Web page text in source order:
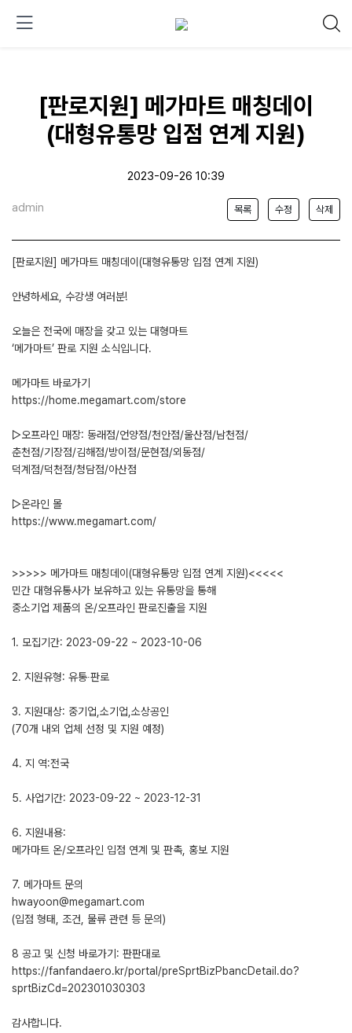
[판로지원] 메가마트 매칭데이
(대형유통망 입점 연계 지원)
2023-09-26 10:39
admin 목록 수정 삭제
[판로지원] 메가마트 매칭데이(대형유통망 입점 연계 지원)
안녕하세요, 수강생 여러분!
오늘은 전국에 매장을 갖고 있는 대형마트
‘메가마트’ 판로 지원 소식입니다.
메가마트 바로가기
https://home.megamart.com/store
▷오프라인 매장: 동래점/언양점/천안점/울산점/남천점/
춘천점/기장점/김해점/방이점/문현점/외동점/
덕계점/덕천점/청담점/아산점
▷온라인 몰
https://www.megamart.com/
>>>>> 메가마트 매칭데이(대형유통망 입점 연계 지원)<<<<<
민간 대형유통사가 보유하고 있는 유통망을 통해
중소기업 제품의 온/오프라인 판로진출을 지원
1. 모집기간: 2023-09-22 ~ 2023-10-06
2. 지원유형: 유통∙판로
3. 지원대상: 중기업,소기업,소상공인
(70개 내외 업체 선정 및 지원 예정)
4. 지 역:전국
5. 사업기간: 2023-09-22 ~ 2023-12-31
6. 지원내용:
메가마트 온/오프라인 입점 연계 및 판촉, 홍보 지원
7. 메가마트 문의
hwayoon@megamart.com
(입점 형태, 조건, 물류 관련 등 문의)
8 공고 및 신청 바로가기: 판판대로
https://fanfandaero.kr/portal/preSprtBizPbancDetail.do?
sprtBizCd=202301030303
감사합니다.